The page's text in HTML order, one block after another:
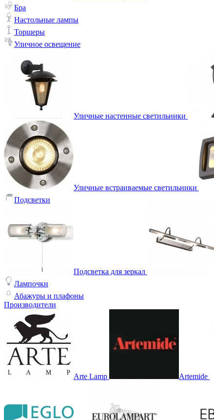
Бра
Настольные лампы
Торшеры
Уличное освещение
Уличные настенные светильники
Уличные встраиваемые светильники
Подсветки
Подсветка для зеркал
Лампочки
Абажуры и плафоны
Производители
Arte Lamp Artemide